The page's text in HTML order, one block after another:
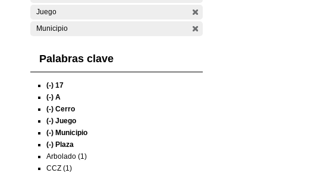
Juego
Municipio
Palabras clave
(-) 17
(-) A
(-) Cerro
(-) Juego
(-) Municipio
(-) Plaza
Arbolado (1)
CCZ (1)